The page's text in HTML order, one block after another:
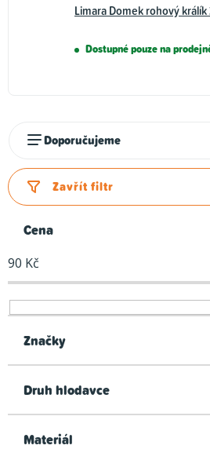
Limara Domek rohový králík
Dostupné pouze na
z
e
í
p
r
o
u
t
Doporučujeme
Zavřít filtr
Cena
90 Kč
Značky
Druh hlodavce
Materiál